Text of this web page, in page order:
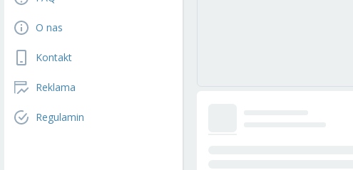
O nas
Kontakt
Reklama
Regulamin